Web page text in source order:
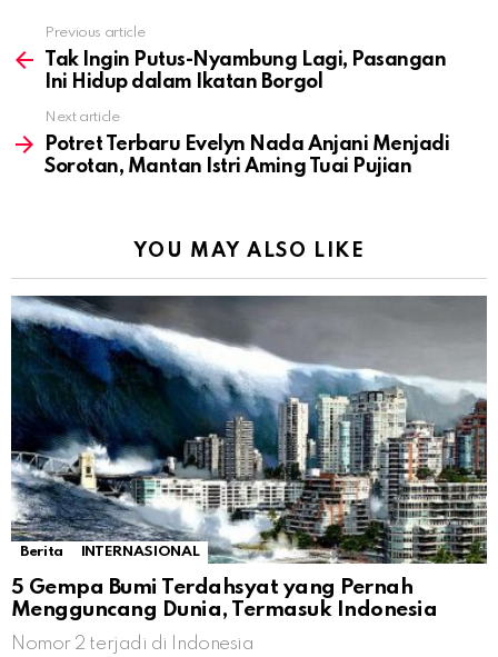
more
Previous article
Tak Ingin Putus-Nyambung Lagi, Pasangan
Ini Hidup dalam Ikatan Borgol
Next article
Potret Terbaru Evelyn Nada Anjani Menjadi
Sorotan, Mantan Istri Aming Tuai Pujian
YOU MAY ALSO LIKE
Berita INTERNASIONAL
5 Gempa Bumi Terdahsyat yang Pernah
Mengguncang Dunia, Termasuk Indonesia
Nomor 2 terjadi di Indonesia